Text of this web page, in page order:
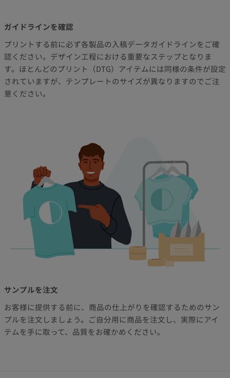
ガイドラインを確認
プリントする前に必ず各製品の入稿データガイドラインをご確
認ください。デザイン工程における重要なステップとなりま
す。ほとんどのプリント（DTG）アイテムには同様の条件が設定
されていますが、テンプレートのサイズが異なりますのでご注
意ください。
サンプルを注文
お客様に提供する前に、商品の仕上がりを確認するためのサン
プルを注文しましょう。ご自分用に商品を注文し、実際にアイ
テムを手に取って、品質をお確かめください。